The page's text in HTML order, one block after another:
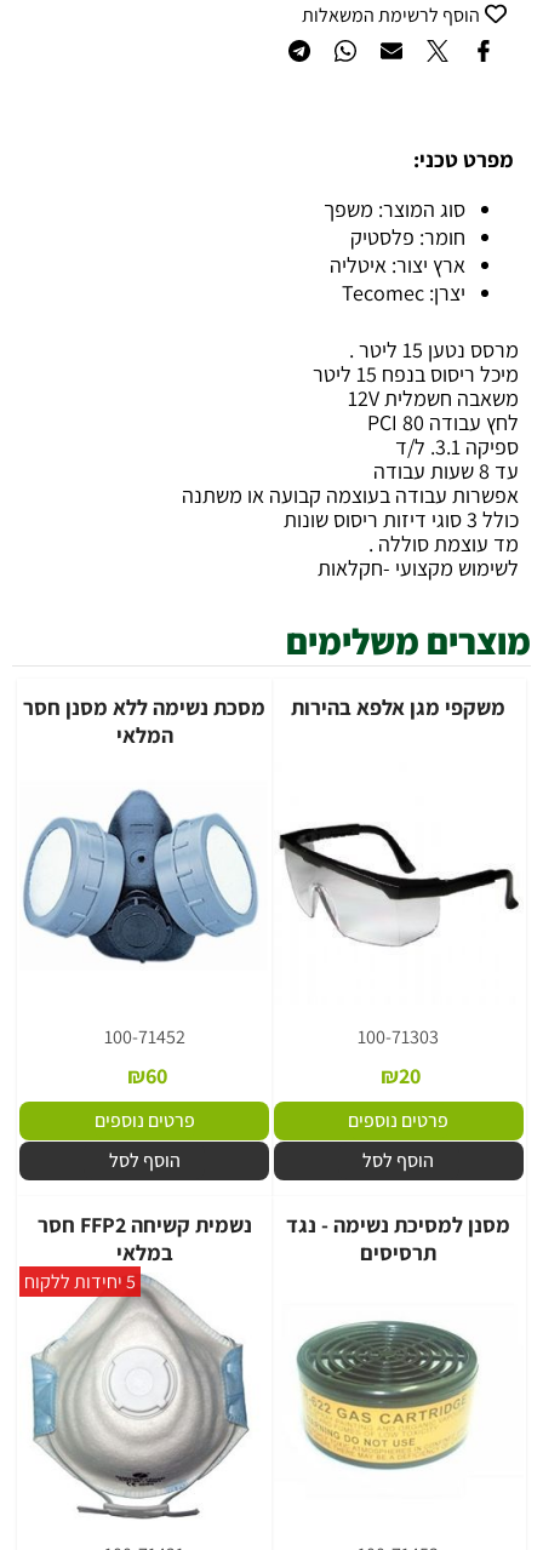
הוסף לרשימת המשאלות
מפרט טכני:
סוג המוצר: משפך
חומר: פלסטיק
ארץ יצור: איטליה
יצרן: Tecomec
מרסס נטען 15 ליטר .
מיכל ריסוס בנפח 15 ליטר
משאבה חשמלית 12V
לחץ עבודה 80 PCI
ספיקה 3.1. ל/ד
עד 8 שעות עבודה
אפשרות עבודה בעוצמה קבועה או משתנה
כולל 3 סוגי דיזות ריסוס שונות
מד עוצמת סוללה .
לשימוש מקצועי -חקלאות
מוצרים משלימים
משקפי מגן אלפא בהירות
100-71303
₪20
פרטים נוספים
הוסף לסל
מסכת נשימה ללא מסנן חסר
המלאי
100-71452
₪60
פרטים נוספים
הוסף לסל
מסנן למסיכת נשימה - נגד
תרסיסים
נשמית קשיחה FFP2 חסר
במלאי
5 יחידות ללקוח